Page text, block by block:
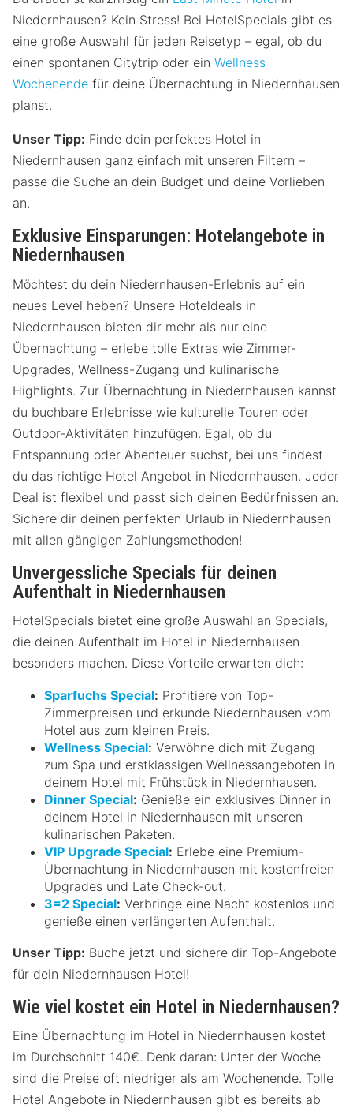
Niedernhausen? Kein Stress! Bei HotelSpecials gibt es
eine große Auswahl für jeden Reisetyp – egal, ob du
einen spontanen Citytrip oder ein Wellness
Wochenende für deine Übernachtung in Niedernhausen
planst.
Unser Tipp: Finde dein perfektes Hotel in
Niedernhausen ganz einfach mit unseren Filtern –
passe die Suche an dein Budget und deine Vorlieben
an.
Exklusive Einsparungen: Hotelangebote in
Niedernhausen
Möchtest du dein Niedernhausen-Erlebnis auf ein
neues Level heben? Unsere Hoteldeals in
Niedernhausen bieten dir mehr als nur eine
Übernachtung – erlebe tolle Extras wie Zimmer-
Upgrades, Wellness-Zugang und kulinarische
Highlights. Zur Übernachtung in Niedernhausen kannst
du buchbare Erlebnisse wie kulturelle Touren oder
Outdoor-Aktivitäten hinzufügen. Egal, ob du
Entspannung oder Abenteuer suchst, bei uns findest
du das richtige Hotel Angebot in Niedernhausen. Jeder
Deal ist flexibel und passt sich deinen Bedürfnissen an.
Sichere dir deinen perfekten Urlaub in Niedernhausen
mit allen gängigen Zahlungsmethoden!
Unvergessliche Specials für deinen
Aufenthalt in Niedernhausen
HotelSpecials bietet eine große Auswahl an Specials,
die deinen Aufenthalt im Hotel in Niedernhausen
besonders machen. Diese Vorteile erwarten dich:
Sparfuchs Special: Profitiere von Top-
Zimmerpreisen und erkunde Niedernhausen vom
Hotel aus zum kleinen Preis.
Wellness Special: Verwöhne dich mit Zugang
zum Spa und erstklassigen Wellnessangeboten in
deinem Hotel mit Frühstück in Niedernhausen.
Dinner Special: Genieße ein exklusives Dinner in
deinem Hotel in Niedernhausen mit unseren
kulinarischen Paketen.
VIP Upgrade Special: Erlebe eine Premium-
Übernachtung in Niedernhausen mit kostenfreien
Upgrades und Late Check-out.
3=2 Special: Verbringe eine Nacht kostenlos und
genieße einen verlängerten Aufenthalt.
Unser Tipp: Buche jetzt und sichere dir Top-Angebote
für dein Niedernhausen Hotel!
Wie viel kostet ein Hotel in Niedernhausen?
Eine Übernachtung im Hotel in Niedernhausen kostet
im Durchschnitt 140€. Denk daran: Unter der Woche
sind die Preise oft niedriger als am Wochenende. Tolle
Hotel Angebote in Niedernhausen gibt es bereits ab